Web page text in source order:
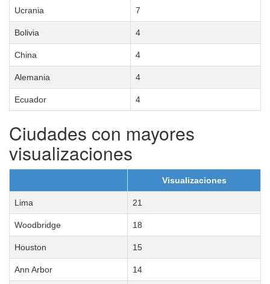
Ucrania 7
Bolivia 4
China 4
Alemania 4
Ecuador 4
Ciudades con mayores
visualizaciones
Visualizaciones
Lima 21
Woodbridge 18
Houston 15
Ann Arbor 14